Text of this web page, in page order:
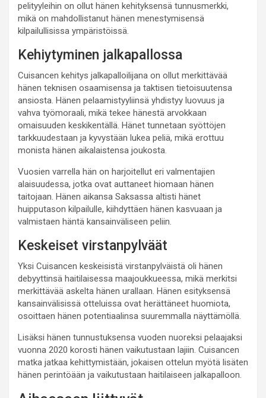
pelityyleihin on ollut hänen kehityksensä tunnusmerkki,
mikä on mahdollistanut hänen menestymisensä
kilpailullisissa ympäristöissä.
Kehiytyminen jalkapallossa
Cuisancen kehitys jalkapalloilijana on ollut merkittävää
hänen teknisen osaamisensa ja taktisen tietoisuutensa
ansiosta. Hänen pelaamistyyliinsä yhdistyy luovuus ja
vahva työmoraali, mikä tekee hänestä arvokkaan
omaisuuden keskikentällä. Hänet tunnetaan syöttöjen
tarkkuudestaan ja kyvystään lukea peliä, mikä erottuu
monista hänen aikalaistensa joukosta.
Vuosien varrella hän on harjoitellut eri valmentajien
alaisuudessa, jotka ovat auttaneet hiomaan hänen
taitojaan. Hänen aikansa Saksassa altisti hänet
huipputason kilpailulle, kiihdyttäen hänen kasvuaan ja
valmistaen häntä kansainväliseen peliin.
Keskeiset virstanpylväät
Yksi Cuisancen keskeisistä virstanpylväistä oli hänen
debyyttinsä haitilaisessa maajoukkueessa, mikä merkitsi
merkittävää askelta hänen urallaan. Hänen esityksensä
kansainvälisissä otteluissa ovat herättäneet huomiota,
osoittaen hänen potentiaalinsa suuremmalla näyttämöllä.
Lisäksi hänen tunnustuksensa vuoden nuoreksi pelaajaksi
vuonna 2020 korosti hänen vaikutustaan lajiin. Cuisancen
matka jatkaa kehittymistään, jokaisen ottelun myötä lisäten
hänen perintöään ja vaikutustaan haitilaiseen jalkapalloon.